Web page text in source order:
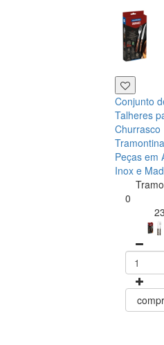
Conjunto
Talheres
Churrasco
Peças em
Inox e
0